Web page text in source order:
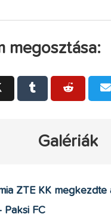
megosztása:
Galériák
ZTE KK
Paksi FC